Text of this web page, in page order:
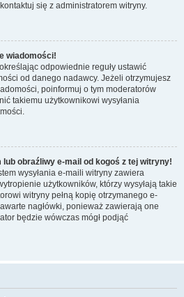
się z administratorem witryny.
wiadomości!
odpowiednie reguły ustawić
od danego nadawcy. Jeżeli otrzymujesz
poinformuj o tym moderatorów
takiemu użytkownikowi wysyłania
lub obraźliwy e-mail od kogoś z tej witryny!
wysyłania e-maili witryny zawiera
użytkowników, którzy wysyłają takie
witryny pełną kopię otrzymanego e-
nagłówki, ponieważ zawierają one
będzie wówczas mógł podjąć